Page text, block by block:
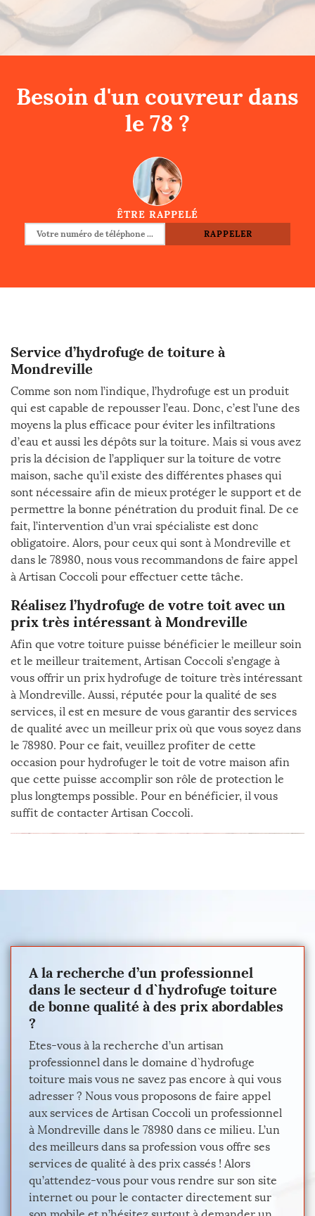
Besoin d'un couvreur dans
le 78 ?
ÊTRE RAPPELÉ
Service d’hydrofuge de toiture à
Mondreville
Comme son nom l’indique, l’hydrofuge est un produit
qui est capable de repousser l’eau. Donc, c’est l’une des
moyens la plus efficace pour éviter les infiltrations
d’eau et aussi les dépôts sur la toiture. Mais si vous avez
pris la décision de l’appliquer sur la toiture de votre
maison, sache qu’il existe des différentes phases qui
sont nécessaire afin de mieux protéger le support et de
permettre la bonne pénétration du produit final. De ce
fait, l’intervention d’un vrai spécialiste est donc
obligatoire. Alors, pour ceux qui sont à Mondreville et
dans le 78980, nous vous recommandons de faire appel
à Artisan Coccoli pour effectuer cette tâche.
Réalisez l’hydrofuge de votre toit avec un
prix très intéressant à Mondreville
Afin que votre toiture puisse bénéficier le meilleur soin
et le meilleur traitement, Artisan Coccoli s’engage à
vous offrir un prix hydrofuge de toiture très intéressant
à Mondreville. Aussi, réputée pour la qualité de ses
services, il est en mesure de vous garantir des services
de qualité avec un meilleur prix où que vous soyez dans
le 78980. Pour ce fait, veuillez profiter de cette
occasion pour hydrofuger le toit de votre maison afin
que cette puisse accomplir son rôle de protection le
plus longtemps possible. Pour en bénéficier, il vous
suffit de contacter Artisan Coccoli.
A la recherche d’un professionnel
dans le secteur d d`hydrofuge toiture
de bonne qualité à des prix abordables
?
Etes-vous à la recherche d’un artisan
professionnel dans le domaine d`hydrofuge
toiture mais vous ne savez pas encore à qui vous
adresser ? Nous vous proposons de faire appel
aux services de Artisan Coccoli un professionnel
à Mondreville dans le 78980 dans ce milieu. L’un
des meilleurs dans sa profession vous offre ses
services de qualité à des prix cassés ! Alors
qu’attendez-vous pour vous rendre sur son site
internet ou pour le contacter directement sur